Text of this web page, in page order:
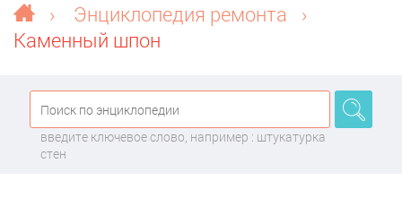
Наши работы
Преимущества
О компании
› Энциклопедия ремонта
›
Каменный шпон
введите ключевое слово, например : штукатурка
стен